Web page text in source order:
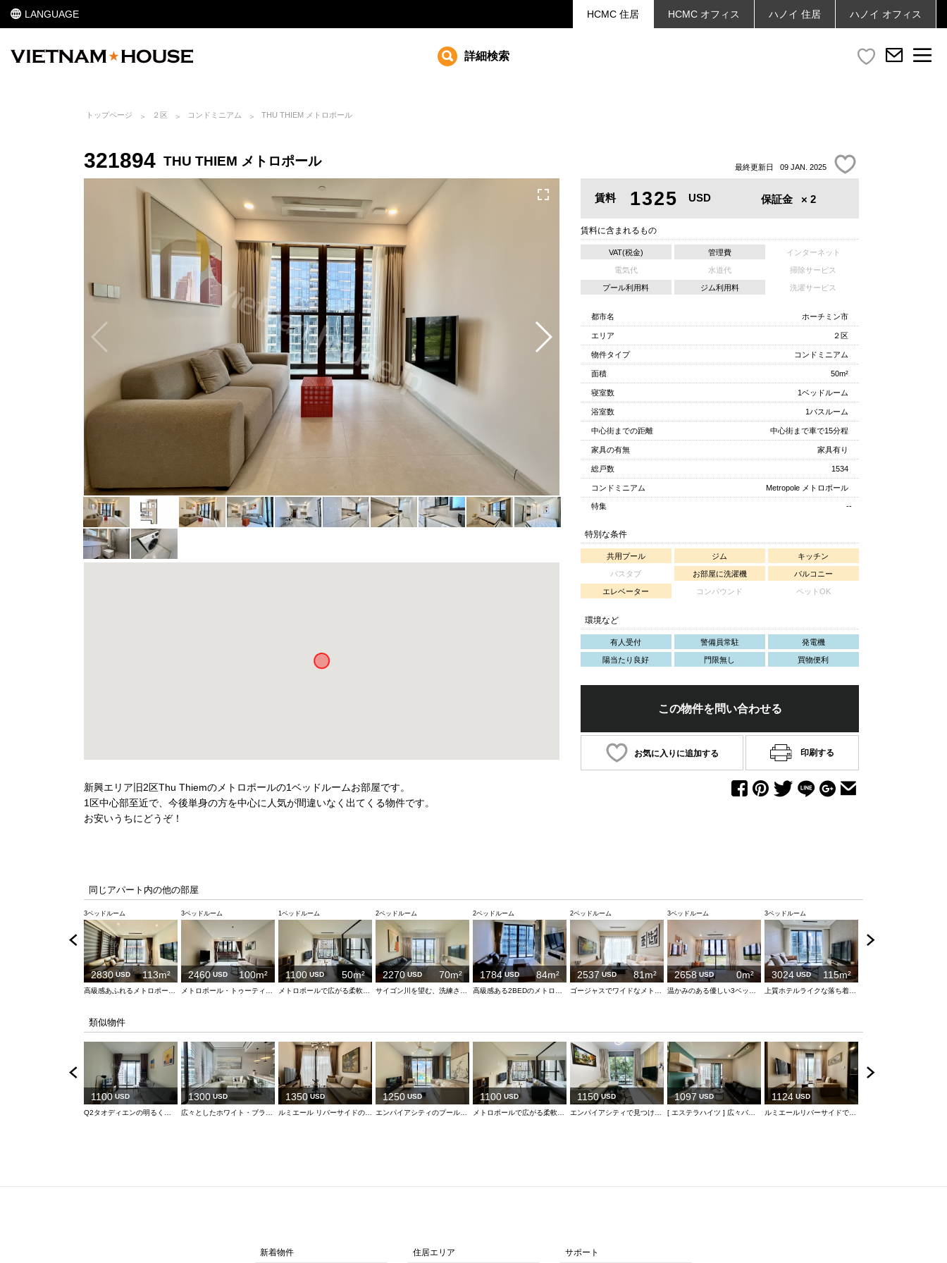
LANGUAGE HCMC 住居 HCMC オフィス ハノイ 住居 ハノイ オフィス
詳細検索
トップページ ２区 コンドミニアム THU THIEM メトロポール
321894 THU THIEM メトロポール
新興エリア旧2区Thu Thiemのメトロポールの1ベッドルームお部屋です。
1区中心部至近で、今後単身の方を中心に人気が間違いなく出てくる物件です。
お安いうちにどうぞ！
最終更新日 09 JAN. 2025
賃料 1325 USD 保証金 × 2
賃料に含まれるもの
VAT(税金) 管理費 インターネット
電気代 水道代 掃除サービス
プール利用料 ジム利用料 洗濯サービス
都市名 ホーチミン市
エリア ２区
物件タイプ コンドミニアム
面積 50m²
寝室数 1ベッドルーム
浴室数 1バスルーム
中心街までの距離 中心街まで車で15分程
家具の有無 家具有り
総戸数 1534
コンドミニアム Metropole メトロポール
特集 --
特別な条件
共用プール ジム キッチン
バスタブ お部屋に洗濯機 バルコニー
エレベーター コンパウンド ペットOK
環境など
有人受付 警備員常駐 発電機
陽当たり良好 門限無し 買物便利
この物件を問い合わせる
お気に入りに追加する 印刷する
同じアパート内の他の部屋
3ベッドルーム
2830USD 113m²
3ベッドルーム
2460 USD 100m²
1ベッドルーム
1100 USD 50m²
2ベッドルーム
2270 USD 70m²
2ベッドルーム
1784USD 84m²
2ベッドルーム
2537 USD 81m²
3ベッドルーム
2658USD 0m²
3ベッドルーム
3024 USD 115m²
類似物件
1100USD 1300USD 1350 USD 1250 USD 1100 USD 1150USD 1097 USD 1124 USD
新着物件 住居エリア サポート